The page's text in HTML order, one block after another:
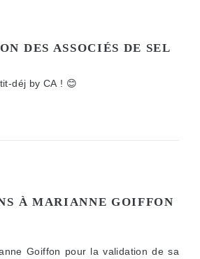
DES ASSOCIÉS DE SEL
déj by CA ! 😊
À MARIANNE GOIFFON
Goiffon pour la validation de sa